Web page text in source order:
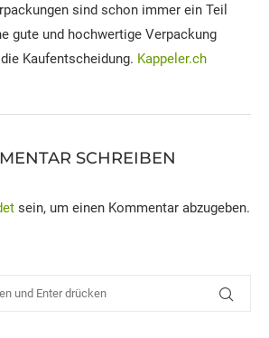
sind schon immer ein Teil
gute und hochwertige Verpackung
Kaufentscheidung. Kappeler.ch
SCHREIBEN
sein, um einen Kommentar abzugeben.